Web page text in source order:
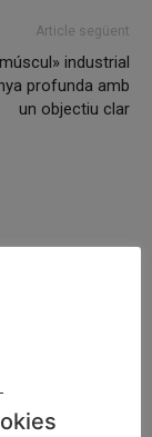
Article següent
industrial
profunda amb
un objectiu clar
preservar
obligacions
d’IA que